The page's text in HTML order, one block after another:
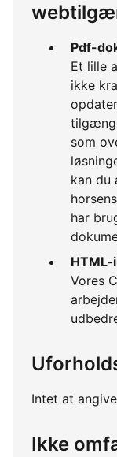
Pdf-
Et lille
ikke
som
kan du
har
Vores
Intet at angive
Ikke